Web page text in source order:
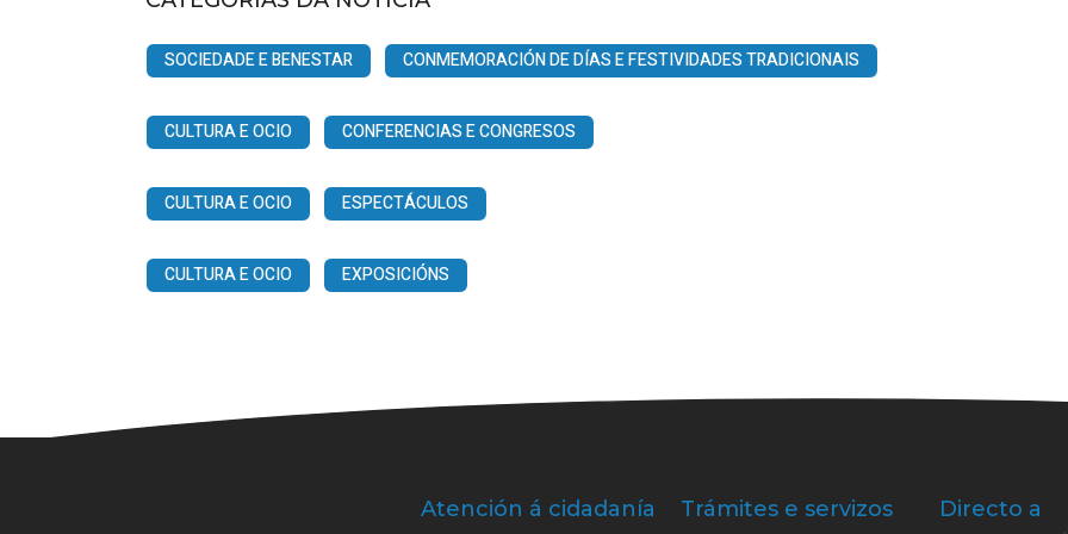
SOCIEDADE E BENESTAR CONMEMORACIÓN DE DÍAS E FESTIVIDADES TRADICIONAIS
CULTURA E OCIO CONFERENCIAS E CONGRESOS
CULTURA E OCIO ESPECTÁCULOS
CULTURA E OCIO EXPOSICIÓNS
Atención á cidadanía Trámites e servizos Directo a